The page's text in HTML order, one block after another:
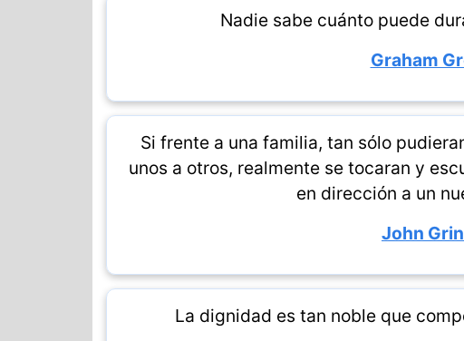
Nadie sabe cuánto puede
Graham
Si frente a una familia, tan sólo
unos a otros, realmente se tocaran y
en dirección a un
John
La dignidad es tan noble que